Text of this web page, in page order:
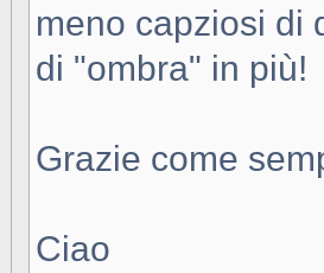
meno capziosi di
di "ombra" in più!
Grazie come
Ciao